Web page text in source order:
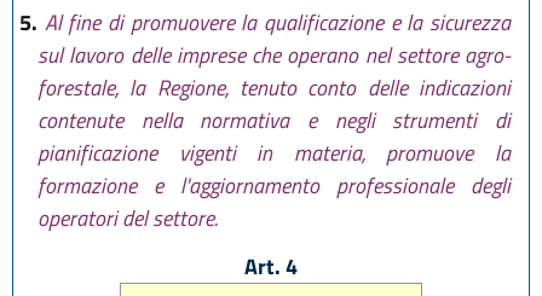
5. Al fine di promuovere la qualificazione e la sicurezza
sul lavoro delle imprese che operano nel settore agro-
forestale, la Regione, tenuto conto delle indicazioni
contenute nella normativa e negli strumenti di
pianificazione vigenti in materia, promuove la
formazione e l'aggiornamento professionale degli
operatori del settore.
Art. 4